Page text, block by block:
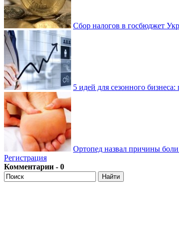
Сбор налогов в госбюджет
5 идей для сезонного
Ортопед назвал причины
Регистрация
Комментарии - 0